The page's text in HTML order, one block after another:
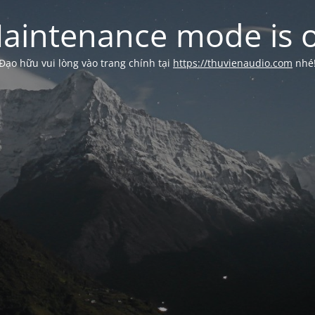
mode is
hữu vui lòng vào trang chính tại https://thuvienaudio.com